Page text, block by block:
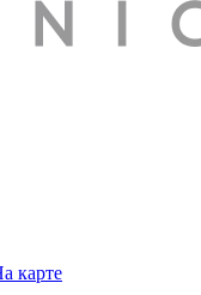
карте